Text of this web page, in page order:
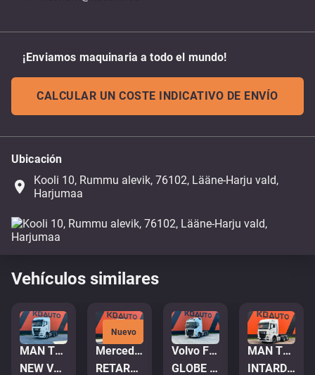
¡Enviamos maquinaria a todo el mundo!
CALCULAR UN COSTE INDICATIVO DE ENVÍO
Ubicación
place
Kooli 10, Rummu alevik, 76102, Lääne-Harju vald,
Harjumaa
Vehículos similares
MAN TGX 28.520 6x2
NEW VEHICLE ! / GX CAB / INTARDER / DOUBLE BOGIE
Nuevo
Mercedes-Benz Actros 2653 6x2
RETARDER / DOUBLE BOGIE / GIGASPACE
Volvo FH 540 6x2
GLOBE XL / DOUBLE BOGIE
MAN TGX 28.510 6x2
INTARDER / DOUBLE BOGIE